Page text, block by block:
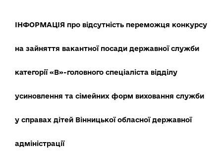
ІНФОРМАЦІЯ про відсутність переможця конкурсу
на зайняття вакантної посади державної служби
категорії «В»-головного спеціаліста відділу
усиновлення та сімейних форм виховання служби
у справах дітей Вінницької обласної державної
адміністрації